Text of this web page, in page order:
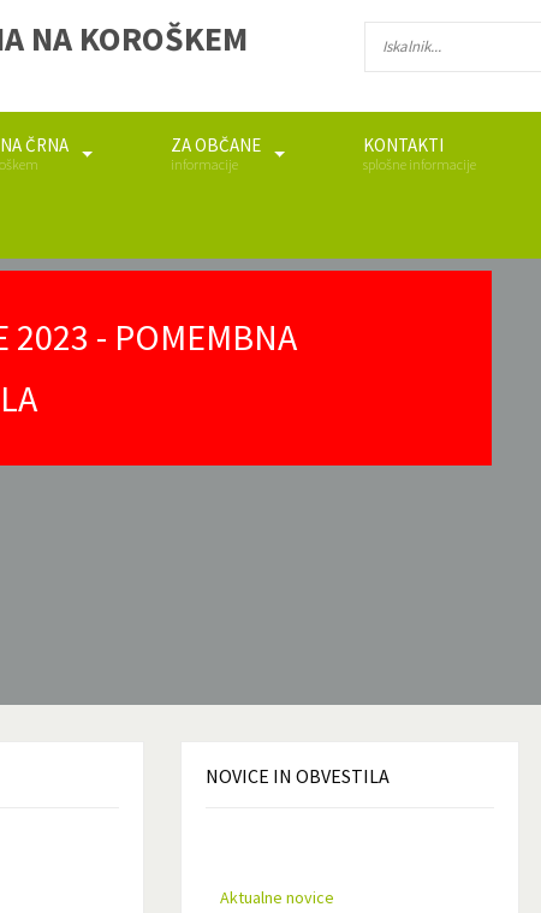
ČRNA ZA OBČANE
informacije
KONTAKTI
splošne informacije
2023 - POMEMBNA
NOVICE IN OBVESTILA
Aktualne novice